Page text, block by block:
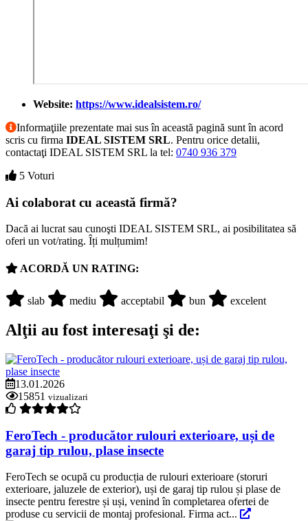
Website: https://www.idealsistem.ro/
Informaţiile prezentate mai sus în această pagină sunt în acord
scris cu firma IDEAL SISTEM SRL. Pentru orice detalii,
contactaţi IDEAL SISTEM SRL la tel: 0740 936 379
5 Voturi
Ai colaborat cu această firmă?
Dacă ai lucrat sau cunoşti IDEAL SISTEM SRL, ai posibilitatea să
oferi un vot/rating. Îți mulțumim!
ACORDĂ UN RATING:
slab mediu acceptabil bun excelent
Alţii au fost interesaţi şi de:
13.01.2026
15851 vizualizari
FeroTech - producător rulouri exterioare, uși de
garaj tip rulou, plase insecte
FeroTech se ocupă cu producția de rulouri exterioare (storuri
exterioare, jaluzele de exterior), uși de garaj tip rulou și plase de
insecte pentru ferestre și uși, venind în completarea ofertei de
produse cu servicii de montaj profesional. Firma act...